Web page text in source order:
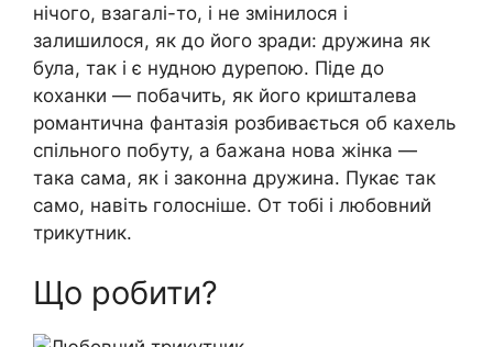
нічого, взагалі-то, і не змінилося і
залишилося, як до його зради: дружина як
була, так і є нудною дурепою. Піде до
коханки — побачить, як його кришталева
романтична фантазія розбивається об кахель
спільного побуту, а бажана нова жінка —
така сама, як і законна дружина. Пукає так
само, навіть голосніше. От тобі і любовний
трикутник.
Що робити?